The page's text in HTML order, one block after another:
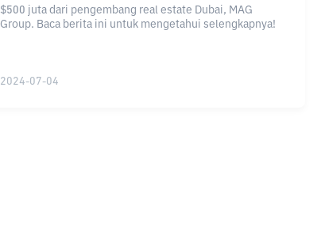
$500 juta dari pengembang real estate Dubai, MAG
Group. Baca berita ini untuk mengetahui selengkapnya!
2024-07-04